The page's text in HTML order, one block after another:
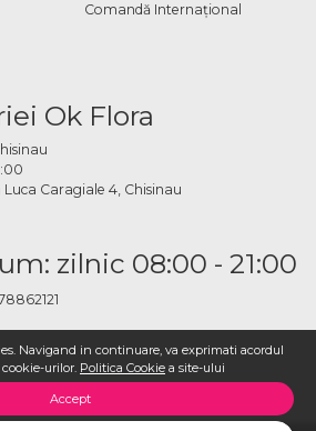
Navigand in continuare, va exprimati acordul
urilor. Politica Cookie a site-ului
Accept
Comandă Internațional
Ok Flora
Caragiale 4, Chisinau
zilnic 08:00 - 21:00